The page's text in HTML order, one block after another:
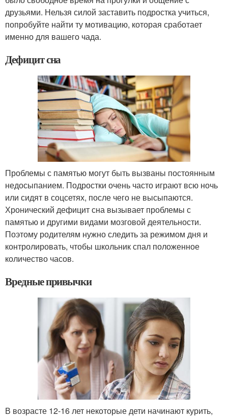
друзьями. Нельзя силой заставить подростка учиться,
попробуйте найти ту мотивацию, которая сработает
именно для вашего чада.
Дефицит сна
Проблемы с памятью могут быть вызваны постоянным
недосыпанием. Подростки очень часто играют всю ночь
или сидят в соцсетях, после чего не высыпаются.
Хронический дефицит сна вызывает проблемы с
памятью и другими видами мозговой деятельности.
Поэтому родителям нужно следить за режимом дня и
контролировать, чтобы школьник спал положенное
количество часов.
Вредные привычки
В возрасте 12-16 лет некоторые дети начинают курить,